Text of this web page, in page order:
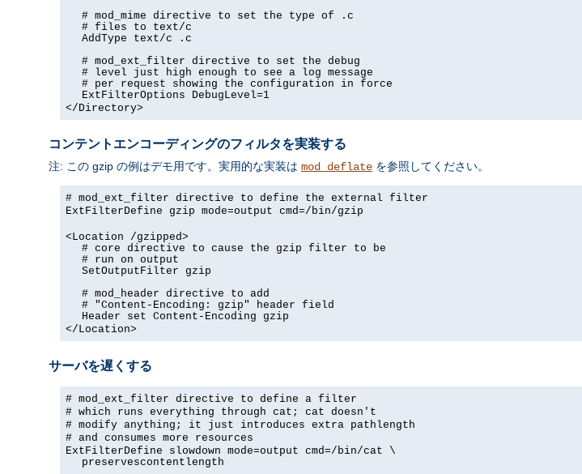
# mod_mime directive to set the type of .c
# files to text/c
AddType text/c .c
# mod_ext_filter directive to set the debug
# level just high enough to see a log message
# per request showing the configuration in force
ExtFilterOptions DebugLevel=1
</Directory>
コンテントエンコーディングのフィルタを実装する
注: この gzip の例はデモ用です。実用的な実装は mod_deflate を参照してください。
# mod_ext_filter directive to define the external filter
ExtFilterDefine gzip mode=output cmd=/bin/gzip
<Location /gzipped>
# core directive to cause the gzip filter to be
# run on output
SetOutputFilter gzip
# mod_header directive to add
# "Content-Encoding: gzip" header field
Header set Content-Encoding gzip
</Location>
サーバを遅くする
# mod_ext_filter directive to define a filter
# which runs everything through cat; cat doesn't
# modify anything; it just introduces extra pathlength
# and consumes more resources
ExtFilterDefine slowdown mode=output cmd=/bin/cat \
preservescontentlength